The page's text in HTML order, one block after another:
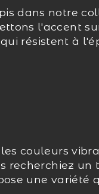
dans notre
l'accent
résistent à
couleurs
recherchiez un
une variété